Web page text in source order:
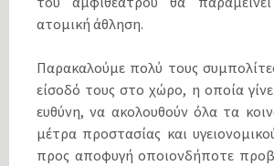
ατομική άθληση.
Παρακαλούμε πολύ τους
είσοδό τους στο χώρο, η οποία
ευθύνη, να ακολουθούν όλα τα
μέτρα προστασίας και
προς αποφυγή οποιονδήποτε